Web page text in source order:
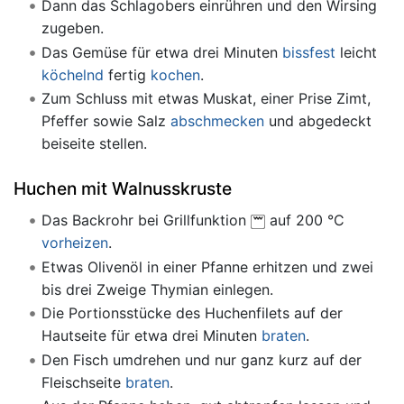
Dann das Schlagobers einrühren und den Wirsing
zugeben.
Das Gemüse für etwa drei Minuten bissfest leicht
köchelnd fertig kochen.
Zum Schluss mit etwas Muskat, einer Prise Zimt,
Pfeffer sowie Salz abschmeckenund abgedeckt
beiseite stellen.
Huchen mit Walnusskruste
Das Backrohr bei Grillfunktion
auf 200 °C
vorheizen.
Etwas Olivenöl in einer Pfanne erhitzen und zwei
bis drei Zweige Thymian einlegen.
Die Portionsstücke des Huchenfilets auf der
Hautseite für etwa drei Minuten braten.
Den Fisch umdrehen und nur ganz kurz auf der
Fleischseite braten.